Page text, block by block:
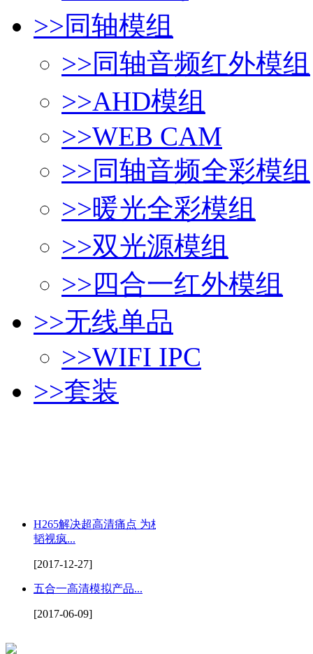
>>同轴模组
>>同轴音频红外模组
>>AHD模组
>>WEB CAM
>>同轴音频全彩模组
>>暖光全彩模组
>>双光源模组
>>四合一红外模组
>>无线单品
>>WIFI IPC
>>套装
H265解决超高清痛点 为杭州
韬视疯...
[2017-12-27]
五合一高清模拟产品...
[2017-06-09]